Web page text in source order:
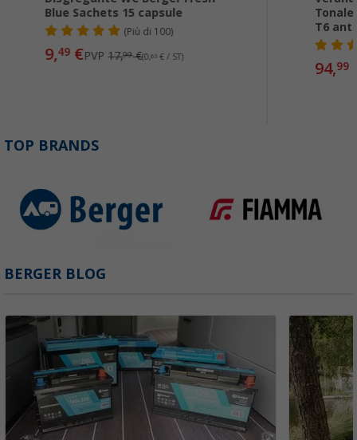
Blue Sachets 15 capsule
(Più di 100)
9,49 €PVP17,99€(0,63 € / ST)
Tonale
T6
94,99
TOP BRANDS
BERGER BLOG